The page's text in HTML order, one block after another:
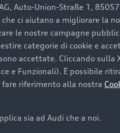
Auto-Union-Straße 1,
ci aiutano a migliorare la
le nostre campagne
categorie di cookie e
accettate. Cliccando sulla
e Funzionali). È possibile
riferimento alla nostra
sia ad Audi che a noi.